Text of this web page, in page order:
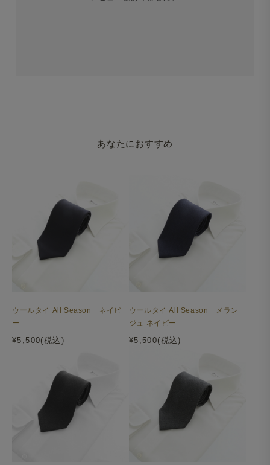
あなたにおすすめ
ウールタイ All Season ネイビ
ー
¥5,500(税込)
ウールタイ All Season メラン
ジュ ネイビー
¥5,500(税込)